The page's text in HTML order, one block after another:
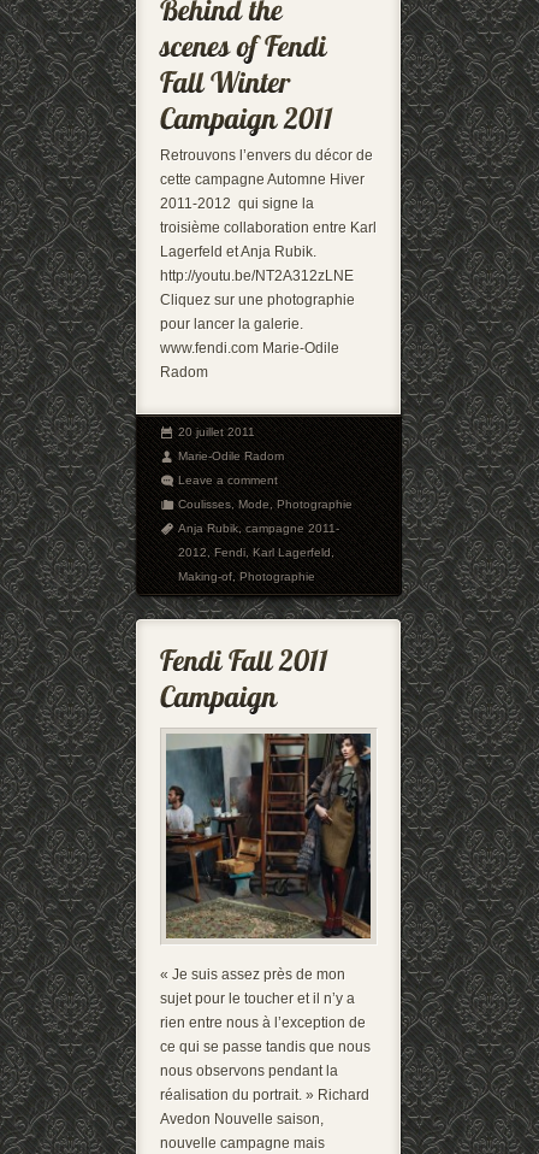
Retrouvons l’envers du décor de
cette campagne Automne Hiver
2011-2012 qui signe la
troisième collaboration entre Karl
Lagerfeld et Anja Rubik.
http://youtu.be/NT2A312zLNE
Cliquez sur une photographie
pour lancer la galerie.
www.fendi.com Marie-Odile
Radom
20 juillet 2011
Marie-Odile Radom
Leave a comment
Coulisses,Mode,Photographie
Anja Rubik,campagne 2011-
2012,Fendi,Karl Lagerfeld,
Making-of,Photographie
« Je suis assez près de mon
sujet pour le toucher et il n’y a
rien entre nous à l’exception de
ce qui se passe tandis que nous
nous observons pendant la
réalisation du portrait. » Richard
Avedon Nouvelle saison,
nouvelle campagne mais